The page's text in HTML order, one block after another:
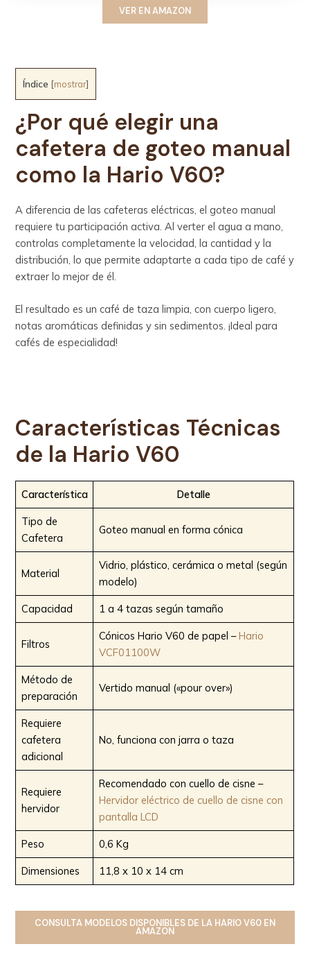
VER EN AMAZON
Índice [mostrar]
¿Por qué elegir una
cafetera de goteo manual
como la Hario V60?
A diferencia de las cafeteras eléctricas, el goteo manual
requiere tu participación activa. Al verter el agua a mano,
controlas completamente la velocidad, la cantidad y la
distribución, lo que permite adaptarte a cada tipo de café y
extraer lo mejor de él.
El resultado es un café de taza limpia, con cuerpo ligero,
notas aromáticas definidas y sin sedimentos. ¡Ideal para
cafés de especialidad!
Características Técnicas
de la Hario V60
Característica Detalle
Tipo de
Cafetera
Goteo manual en forma cónica
Material
Vidrio, plástico, cerámica o metal (según
modelo)
Capacidad 1 a 4 tazas según tamaño
Filtros
Cónicos Hario V60 de papel –Hario
VCF01100W
Método de
preparación
Vertido manual («pour over»)
Requiere
cafetera
adicional
No, funciona con jarra o taza
Requiere
hervidor
Recomendado con cuello de cisne –
Hervidor eléctrico de cuello de cisne con
pantalla LCD
Peso 0,6 Kg
Dimensiones 11,8 x 10 x 14 cm
CONSULTA MODELOS DISPONIBLES DE LA HARIO V60 EN
AMAZON